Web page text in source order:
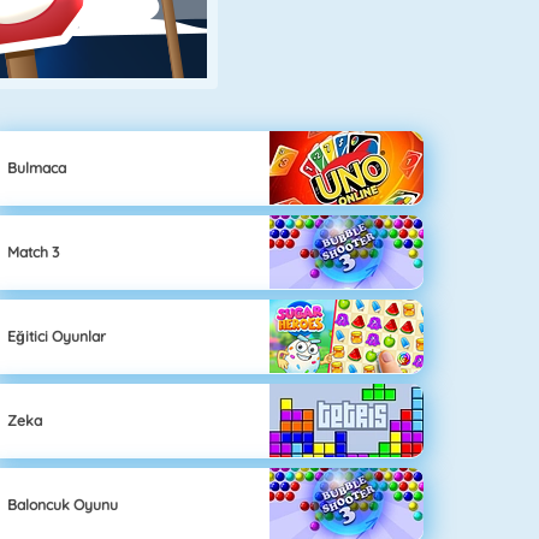
Bulmaca
Match 3
Eğitici Oyunlar
Zeka
Baloncuk Oyunu